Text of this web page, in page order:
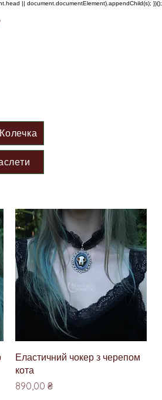
|| document.documentElement).appendChild(s); })();
Колечка
Швидкий перегляд
Еластичний чокер з черепом
кота
Ціна
890,00 ₴